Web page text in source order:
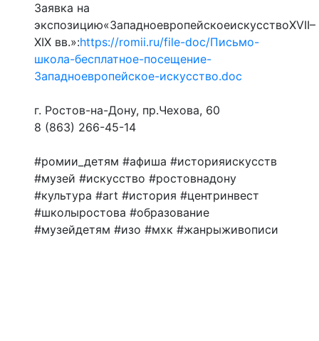
Заявка на
экспозицию«ЗападноевропейскоеискусствоXVII–
XIX вв.»:https://romii.ru/file-doc/Письмо-
школа-бесплатное-посещение-
Западноевропейское-искусство.doc
г. Ростов-на-Дону, пр.Чехова, 60
8 (863) 266-45-14
#ромии_детям #афиша #историяискусств
#музей #искусство #ростовнадону
#культура #art #история #центринвест
#школыростова #образование
#музейдетям #изо #мхк #жанрыживописи